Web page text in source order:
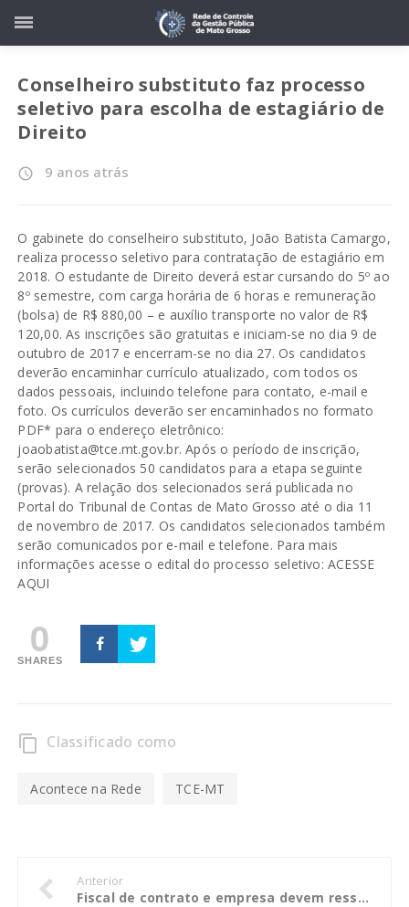
Conselheiro substituto faz processo
seletivo para escolha de estagiário de
Direito
access_time 9 anos atrás
O gabinete do conselheiro substituto, João Batista Camargo,
realiza processo seletivo para contratação de estagiário em
2018. O estudante de Direito deverá estar cursando do 5º ao
8º semestre, com carga horária de 6 horas e remuneração
(bolsa) de R$ 880,00 – e auxílio transporte no valor de R$
120,00. As inscrições são gratuitas e iniciam-se no dia 9 de
outubro de 2017 e encerram-se no dia 27. Os candidatos
deverão encaminhar currículo atualizado, com todos os
dados pessoais, incluindo telefone para contato, e-mail e
foto. Os currículos deverão ser encaminhados no formato
PDF* para o endereço eletrônico:
joaobatista@tce.mt.gov.br. Após o período de inscrição,
serão selecionados 50 candidatos para a etapa seguinte
(provas). A relação dos selecionados será publicada no
Portal do Tribunal de Contas de Mato Grosso até o dia 11
de novembro de 2017. Os candidatos selecionados também
serão comunicados por e-mail e telefone. Para mais
informações acesse o edital do processo seletivo: ACESSE
AQUI
0
SHARES
content_copy Classificado como
Acontece na Rede TCE-MT
Anterior
Fiscal de contrato e empresa devem ressarcir Câmara de Paranaíta